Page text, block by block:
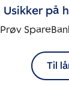
Usikker på
Prøv
Til